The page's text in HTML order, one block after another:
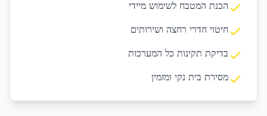
הכנת המטבח לשימוש מיידי
חיטוי חדרי רחצה ושירותים
בדיקת תקינות כל המערכות
מסירת בית נקי ומזמין